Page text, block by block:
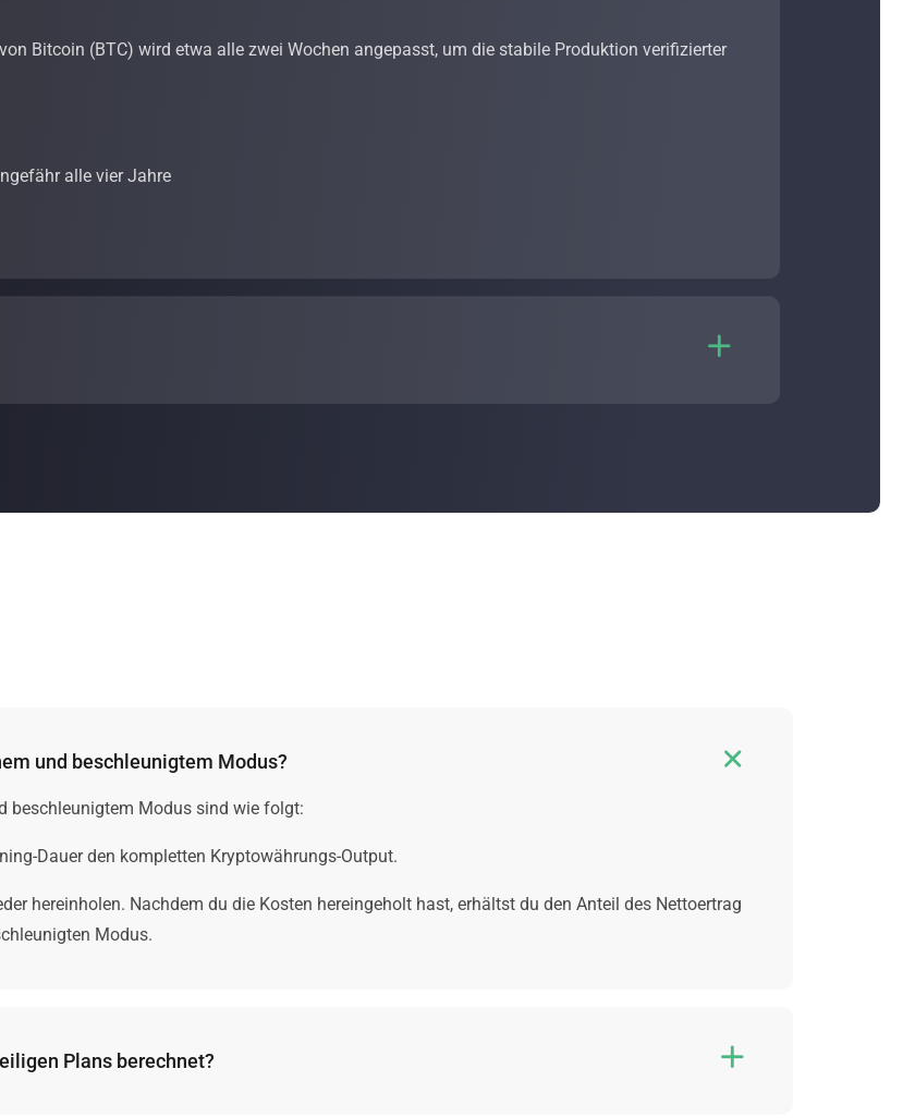
Bitcoin (BTC) wird etwa alle zwei Wochen angepasst, um die stabile Produktion verifizierter
alle vier Jahre

und beschleunigtem Modus? 
beschleunigtem Modus sind wie folgt:
Dauer den kompletten Kryptowährungs-Output.
hereinholen. Nachdem du die Kosten hereingeholt hast, erhältst du den Anteil des Nettoertrag
Modus.
Plans berechnet? 